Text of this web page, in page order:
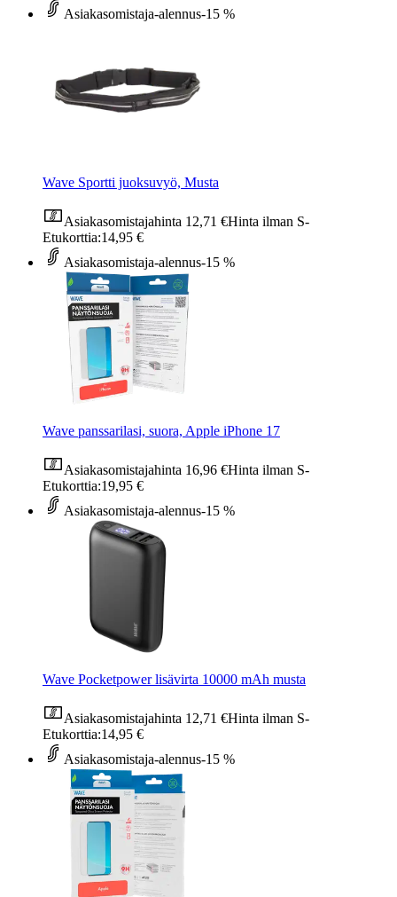
Asiakasomistaja-alennus-15 %
Wave Sportti juoksuvyö, Musta
Asiakasomistajahinta 12,71 €Hinta ilman S-
Etukorttia:14,95 €
Asiakasomistaja-alennus-15 %
Wave panssarilasi, suora, Apple iPhone 17
Asiakasomistajahinta 16,96 €Hinta ilman S-
Etukorttia:19,95 €
Asiakasomistaja-alennus-15 %
Wave Pocketpower lisävirta 10000 mAh musta
Asiakasomistajahinta 12,71 €Hinta ilman S-
Etukorttia:14,95 €
Asiakasomistaja-alennus-15 %